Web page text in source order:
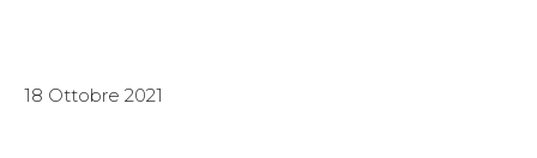
18 Ottobre 2021